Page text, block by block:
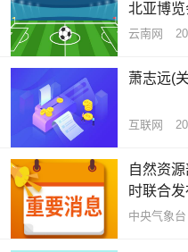
北亚博览
云南网
萧志远(
互联网
自然资
时联合
中央气象台